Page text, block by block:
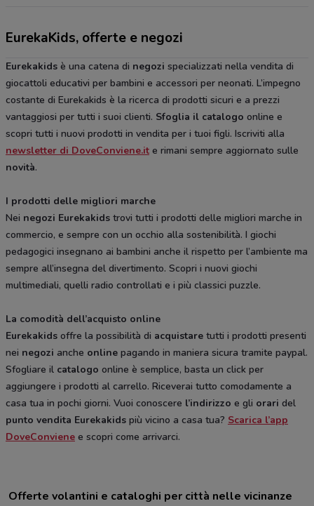
EurekaKids, offerte e negozi
Eurekakids è una catena di negozi specializzati nella vendita di
giocattoli educativi per bambini e accessori per neonati. L’impegno
costante di Eurekakids è la ricerca di prodotti sicuri e a prezzi
vantaggiosi per tutti i suoi clienti. Sfoglia il catalogo online e
scopri tutti i nuovi prodotti in vendita per i tuoi figli. Iscriviti alla
newsletter di DoveConviene.it e rimani sempre aggiornato sulle
novità.
I prodotti delle migliori marche
Nei negozi Eurekakids trovi tutti i prodotti delle migliori marche in
commercio, e sempre con un occhio alla sostenibilità. I giochi
pedagogici insegnano ai bambini anche il rispetto per l’ambiente ma
sempre all’insegna del divertimento. Scopri i nuovi giochi
multimediali, quelli radio controllati e i più classici puzzle.
La comodità dell’acquisto online
Eurekakids offre la possibilità di acquistare tutti i prodotti presenti
nei negozi anche online pagando in maniera sicura tramite paypal.
Sfogliare il catalogo online è semplice, basta un click per
aggiungere i prodotti al carrello. Riceverai tutto comodamente a
casa tua in pochi giorni. Vuoi conoscere l’indirizzo e gli orari del
punto vendita Eurekakids più vicino a casa tua? Scarica l’app
DoveConviene e scopri come arrivarci.
Offerte volantini e cataloghi per città nelle vicinanze